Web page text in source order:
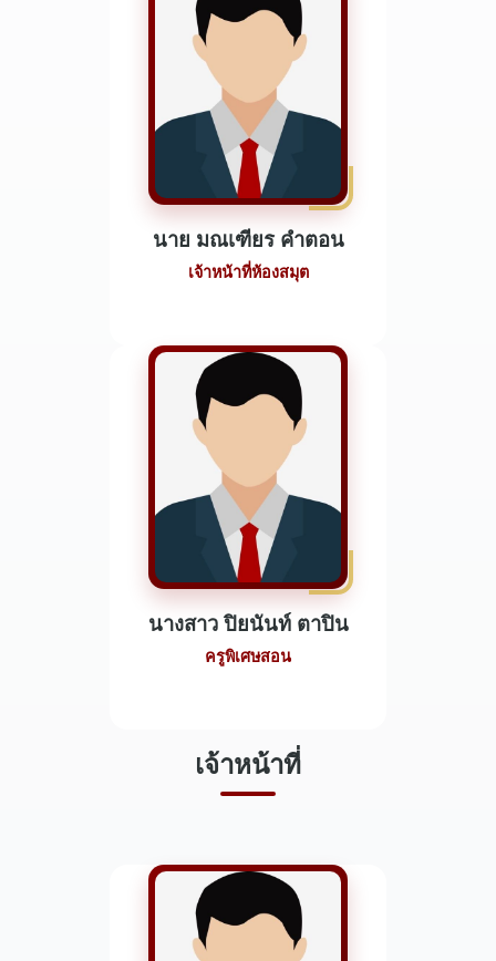
นาย มณเฑียร คำตอน
เจ้าหน้าที่ห้องสมุต
นางสาว ปิยนันท์ ตาปิน
ครูพิเศษสอน
เจ้าหน้าที่